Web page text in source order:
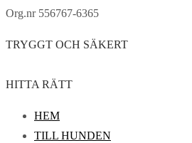
Org.nr 556767-6365
TRYGGT OCH SÄKERT
HITTA RÄTT
HEM
TILL HUNDEN